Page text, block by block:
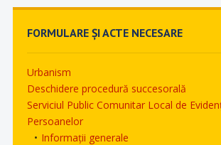
FORMULARE ȘI ACTE NECESARE
Urbanism
Deschidere procedură succesorală
Serviciul Public Comunitar Local de
Persoanelor
Informații generale